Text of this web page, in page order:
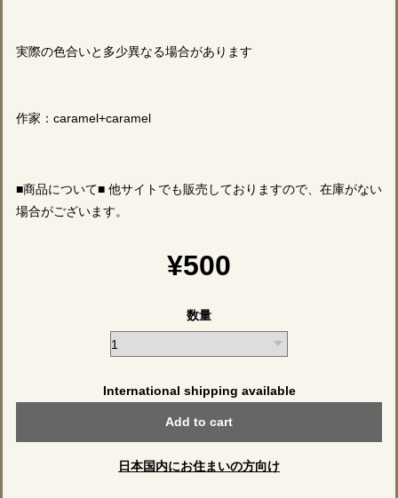
実際の色合いと多少異なる場合があります
作家：caramel+caramel
■商品について■ 他サイトでも販売しておりますので、在庫がない
場合がございます。
¥500
数量
International shipping available
Add to cart
日本国内にお住まいの方向け